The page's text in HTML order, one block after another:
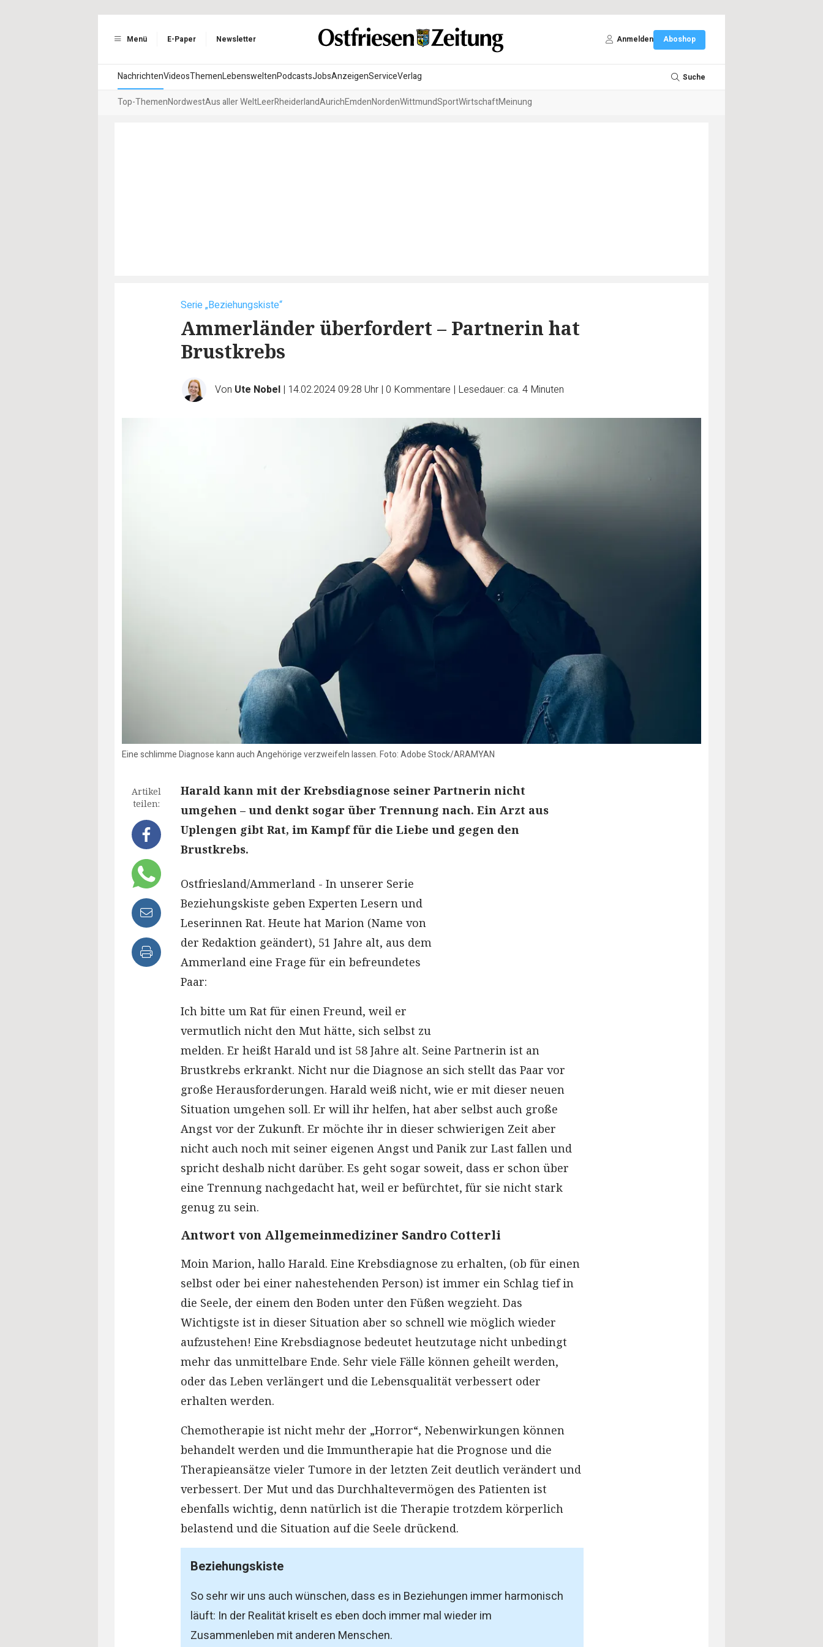
Menü E-Paper Newsletter Anmelden Aboshop
NachrichtenVideosThemenLebensweltenPodcastsJobsAnzeigenServiceVerlag Suche
Top-ThemenNordwestAus aller WeltLeerRheiderlandAurichEmdenNordenWittmundSportWirtschaftMeinung
Serie „Beziehungskiste“
Ammerländer überfordert – Partnerin hat
Brustkrebs
Von Ute Nobel | 14.02.2024 09:28 Uhr | 0 Kommentare | Lesedauer: ca. 4 Minuten
Eine schlimme Diagnose kann auch Angehörige verzweifeln lassen. Foto: Adobe Stock/ARAMYAN
Artikel
teilen:
Harald kann mit der Krebsdiagnose seiner Partnerin nicht
umgehen – und denkt sogar über Trennung nach. Ein Arzt aus
Uplengen gibt Rat, im Kampf für die Liebe und gegen den
Brustkrebs.
Ostfriesland/Ammerland - In unserer Serie
Beziehungskiste geben Experten Lesern und
Leserinnen Rat. Heute hat Marion (Name von
der Redaktion geändert), 51 Jahre alt, aus dem
Ammerland eine Frage für ein befreundetes
Paar:
Ich bitte um Rat für einen Freund, weil er
vermutlich nicht den Mut hätte, sich selbst zu
melden. Er heißt Harald und ist 58 Jahre alt. Seine Partnerin ist an
Brustkrebs erkrankt. Nicht nur die Diagnose an sich stellt das Paar vor
große Herausforderungen. Harald weiß nicht, wie er mit dieser neuen
Situation umgehen soll. Er will ihr helfen, hat aber selbst auch große
Angst vor der Zukunft. Er möchte ihr in dieser schwierigen Zeit aber
nicht auch noch mit seiner eigenen Angst und Panik zur Last fallen und
spricht deshalb nicht darüber. Es geht sogar soweit, dass er schon über
eine Trennung nachgedacht hat, weil er befürchtet, für sie nicht stark
genug zu sein.
Antwort von Allgemeinmediziner Sandro Cotterli
Moin Marion, hallo Harald. Eine Krebsdiagnose zu erhalten, (ob für einen
selbst oder bei einer nahestehenden Person) ist immer ein Schlag tief in
die Seele, der einem den Boden unter den Füßen wegzieht. Das
Wichtigste ist in dieser Situation aber so schnell wie möglich wieder
aufzustehen! Eine Krebsdiagnose bedeutet heutzutage nicht unbedingt
mehr das unmittelbare Ende. Sehr viele Fälle können geheilt werden,
oder das Leben verlängert und die Lebensqualität verbessert oder
erhalten werden.
Chemotherapie ist nicht mehr der „Horror“, Nebenwirkungen können
behandelt werden und die Immuntherapie hat die Prognose und die
Therapieansätze vieler Tumore in der letzten Zeit deutlich verändert und
verbessert. Der Mut und das Durchhaltevermögen des Patienten ist
ebenfalls wichtig, denn natürlich ist die Therapie trotzdem körperlich
belastend und die Situation auf die Seele drückend.
Beziehungskiste
So sehr wir uns auch wünschen, dass es in Beziehungen immer harmonisch
läuft: In der Realität kriselt es eben doch immer mal wieder im
Zusammenleben mit anderen Menschen.